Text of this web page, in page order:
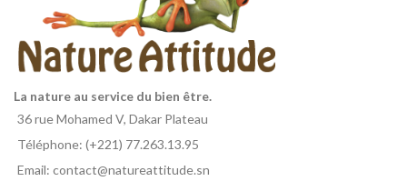
La nature au service du bien être.
36 rue Mohamed V, Dakar Plateau
Téléphone: (+221) 77.263.13.95
Email: contact@natureattitude.sn